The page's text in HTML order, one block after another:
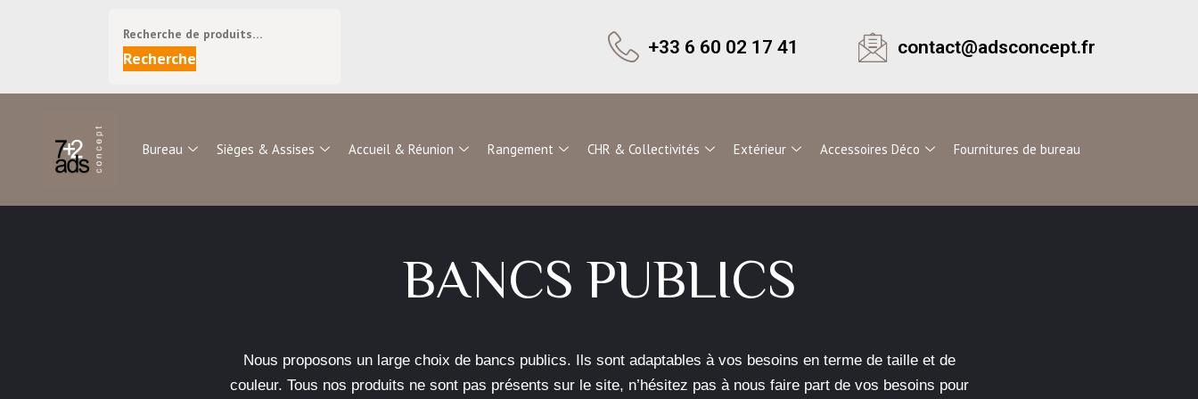
Recherche
+33 6 60 02 17 41 contact@adsconcept.fr
Bureau Sièges & Assises Accueil & Réunion Rangement CHR & Collectivités Extérieur Accessoires Déco Fournitures de bureau
BANCS PUBLICS
Nous proposons un large choix de bancs publics. Ils sont adaptables à vos besoins en terme de taille et de
couleur. Tous nos produits ne sont pas présents sur le site, n’hésitez pas à nous faire part de vos besoins pour